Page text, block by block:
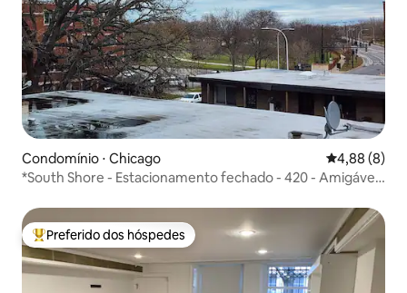
Condomínio ⋅ Chicago 4,88 de uma
4,88 (8)
*South Shore - Estacionamento fechado - 420 - Amigável
Entre os melhores preferidos dos hóspedes
Preferido dos hóspedes